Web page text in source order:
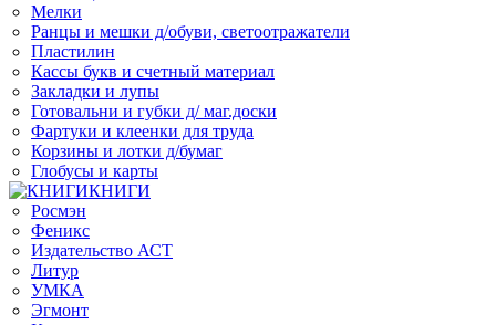
Мелки
Ранцы и мешки д/обуви, светоотражатели
Пластилин
Кассы букв и счетный материал
Закладки и лупы
Готовальни и губки д/ маг.доски
Фартуки и клеенки для труда
Корзины и лотки д/бумаг
Глобусы и карты
КНИГИ
Росмэн
Феникс
Издательство АСТ
Литур
УМКА
Эгмонт